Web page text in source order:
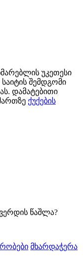
უკეთესი
შემდგომი
დამატებითი
ქუქების
წაშლა?
მხარდაჭერა